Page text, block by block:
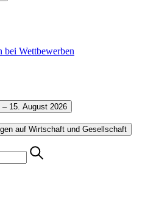
bei Wettbewerben
15. August 2026
auf Wirtschaft und Gesellschaft